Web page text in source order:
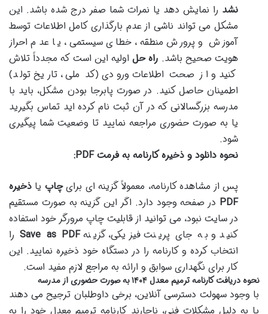
نشد را نمایش دهد یا نمرات شما صفر درج شده باشد. این
مشکل می تواند ناشی از عدم بارگذاری کامل اطلاعات توسط
آموزش و پرورش منطقه، خطای سیستمی، یا عدم احراز
هویت صحیح باشد. راه حلاولیه این است که مجدداً تلاش
کنید و از صحت اطلاعات ورودی (کد ملی، تاریخ تولد)
اطمینان حاصل کنید. در صورت پابرجا بودن مشکل، باید با
مدرسه بزرگسالانی که در آن ثبت نام کرده اید تماس بگیرید
یا به صورت حضوری مراجعه نمایید تا وضعیت شما پیگیری
شود.
نحوه دانلود و ذخیره کارنامه به فرمت PDF:
پس از مشاهده کارنامه، معمولاً گزینه ای برایچاپ یا ذخیره
PDF در صفحه وجود دارد. اگر این گزینه به صورت مستقیم
در سایت نبود، می توانید از قابلیت چاپ مرورگر خود استفاده
کنید و به جای پرینت فیزیکی، گزینهSave as PDFرا
انتخاب کرده و کارنامه را در دستگاه خود ذخیره نمایید. این
کار برای نگهداری سوابق و ارائه به مراجع لازم مفید است.
نحوه دریافت کارنامه ترمیم معدل ۱۴۰۴ به صورت حضوری از مدرسه
با وجود سهولت دسترسی آنلاین، برخی داوطلبان ترجیح می دهند
یا به دلیل مشکلات فنی، ناچارند کارنامه ترمیم معدل خود را به